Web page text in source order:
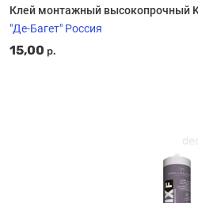
Клей монтажный высокопрочный
"Де-Багет" Россия
15,00 р.